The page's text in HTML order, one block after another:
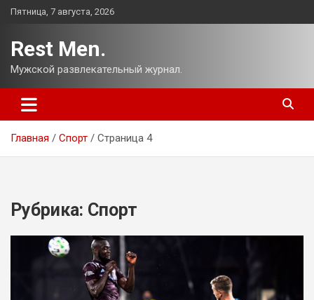
Перейти
Пятница, 7 августа, 2026
Rest Men.
Мужской развлекательный журнал.
Главная Спорт Страница 4
Рубрика: Спорт